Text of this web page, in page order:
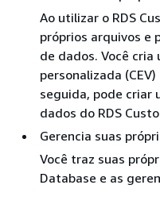
Ao utilizar o RDS
próprios arquivos e
de dados. Você cria
personalizada
seguida, pode criar
dados do RDS
Gerencia suas
Você traz suas
Database e as